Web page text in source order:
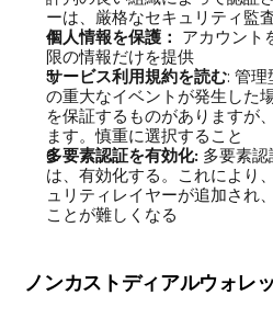
ーは、厳格なセキュリティ監
個人情報を保護： アカウント
限の情報だけを提供
サービス利用規約を読む: 管
の重大なイベントが発生した
を保証するものがありますが
ます。慎重に選択すること
多要素認証を有効化: 多要素
は、有効化する。これにより
ュリティレイヤーが追加され
ことが難しくなる
ノンカストディアルウォレ